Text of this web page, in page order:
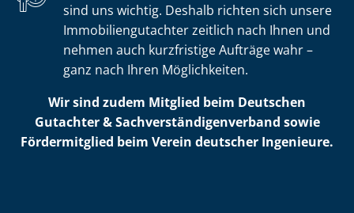
sind uns wichtig. Deshalb richten sich unsere
Im­mo­bi­li­en­gut­ach­ter zeitlich nach Ihnen und
nehmen auch kurzfristige Aufträge wahr –
ganz nach Ihren Möglichkeiten.
Wir sind zudem Mitglied beim Deutschen
Gutachter & Sach­ver­stän­di­gen­ver­band sowie
Fördermitglied beim Verein deutscher Ingenieure.